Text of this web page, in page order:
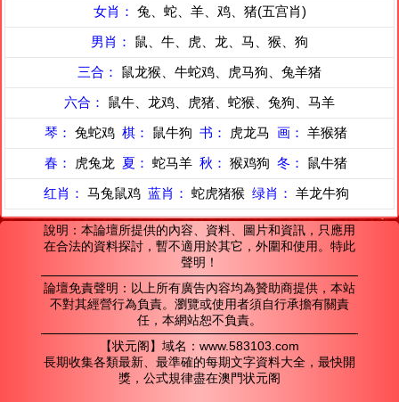
女肖： 兔、蛇、羊、鸡、猪(五宫肖)
男肖： 鼠、牛、虎、龙、马、猴、狗
三合： 鼠龙猴、牛蛇鸡、虎马狗、兔羊猪
六合： 鼠牛、龙鸡、虎猪、蛇猴、兔狗、马羊
琴： 兔蛇鸡 棋： 鼠牛狗 书： 虎龙马 画： 羊猴猪
春：
虎兔龙 夏： 蛇马羊 秋： 猴鸡狗 冬： 鼠牛猪
红肖： 马兔鼠鸡 蓝肖： 蛇虎猪猴 绿肖： 羊龙牛狗
說明：本論壇所提供的內容、資料、圖片和資訊，只應用
在合法的資料探討，暫不適用於其它，外圍和使用。特此
聲明！
論壇免責聲明：以上所有廣告內容均為贊助商提供，本站
不對其經營行為負責。瀏覽或使用者須自行承擔有關責
任，本網站恕不負責。
【状元阁】域名：www.583103.com
長期收集各類最新、最準確的每期文字資料大全，最快開
獎，公式規律盡在澳門状元阁